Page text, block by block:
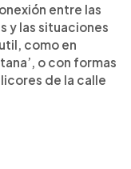
entre las
y las situaciones
como en
o con formas
de la calle